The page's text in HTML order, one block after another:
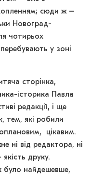
сюди ж –
Новоград-
чотирьох
у зоні
сторінка,
історика Павла
редакції, і ще
тем, які робили
цікавим.
ні від редактора, ні
друку.
було найдешевше,